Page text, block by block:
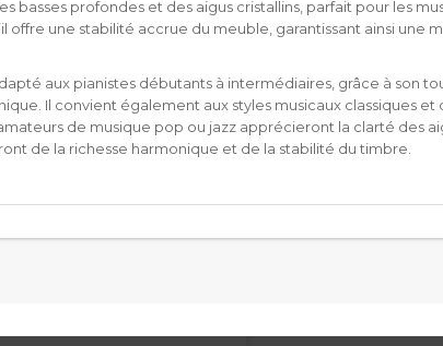
basses profondes et des aigus cristallins, parfait pour les
offre une stabilité accrue du meuble, garantissant ainsi une
aux pianistes débutants à intermédiaires, grâce à son
Il convient également aux styles musicaux classiques et
de musique pop ou jazz apprécieront la clarté des
de la richesse harmonique et de la stabilité du timbre.